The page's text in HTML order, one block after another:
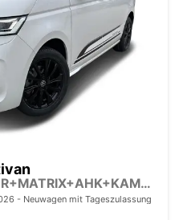
Business KURZ 7SITZER+MATRIX+AHK+KAMERA+SHZ+17" ALU
Neuwagen mit Tageszulassung